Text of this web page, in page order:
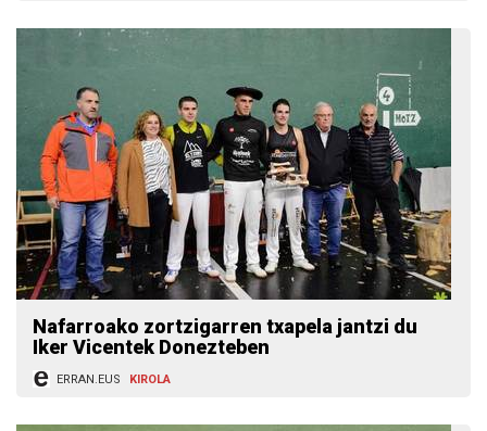
Nafarroako zortzigarren txapela jantzi du
Iker Vicentek Donezteben
ERRAN.EUS KIROLA